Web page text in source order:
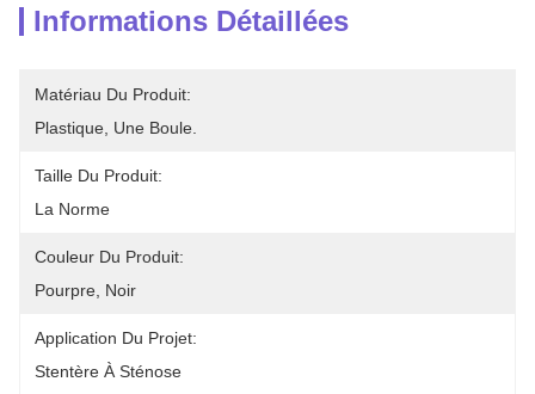
Informations Détaillées
Matériau Du Produit:
Plastique, Une Boule.
Taille Du Produit:
La Norme
Couleur Du Produit:
Pourpre, Noir
Application Du Projet:
Stentère À Sténose